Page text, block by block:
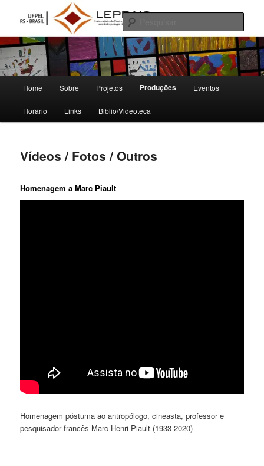
conteúdo
principalLEPPAIS
Laboratório de Ensino, Pesquisa e Produção em Antropologia da Imagem e
do Som
principal
Home Sobre Projetos Produções Eventos
Horário Links Biblio/Videoteca
Vídeos / Fotos / Outros
Homenagem a Marc Piault
Homenagem póstuma ao antropólogo, cineasta, professor e
pesquisador francês Marc-Henri Piault (1933-2020)